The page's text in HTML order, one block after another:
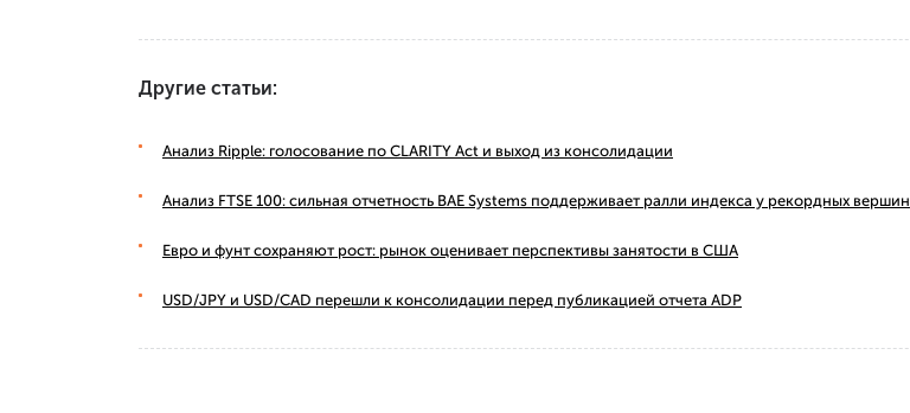
Другие статьи:
Анализ Ripple: голосование по CLARITY Act и выход из консолидации
Анализ FTSE 100: сильная отчетность BAE Systems поддерживает ралли индекса у рекордных вершин
Евро и фунт сохраняют рост: рынок оценивает перспективы занятости в США
USD/JPY и USD/CAD перешли к консолидации перед публикацией отчета ADP